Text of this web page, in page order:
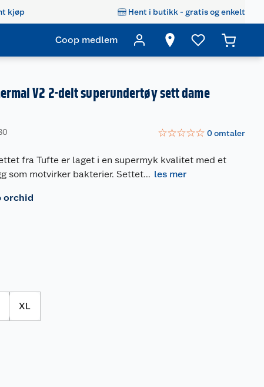
kjøp Hent i butikk - gratis og enkelt
Coop medlem
V2 2-delt superundertøy sett dame
☆☆☆☆☆ 0omtaler
fra Tufte er laget i en supermyk kvalitet med et
som motvirker bakterier. Settet... les mer
orchid
XL